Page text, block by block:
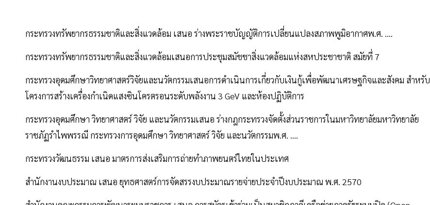
กระทรวงทรัพยากรธรรมชาติและสิ่งแวดล้อม เสนอ ร่างพระราชบัญญัติการเปลี่ยนแปลงสภาพพูมิอากาศพ.ศ. ....
กระทรวงทรัพยากรธรรมชาติและสิ่งแวดล้อมเสนอการประชุมสมัชชาสิ่งแวดล้อมแห่งสหประชาชาติ สมัยที่ 7
กระทรวงอุดมศึกษาวิทยาศาสตร์วิจัยและนวัตกรรมเสนอการดำเนินการเกี่ยวกับเงินกู้เพื่อพัฒนาเศรษฐกิจและสังคม สำหรับ
โครงการสร้างเครื่องกำเนิดแสงซินโครตรอนระดับพลังงาน 3 GeV และห้องปฏิบัติการ
กระทรวงอุดมศึกษา วิทยาศาสตร์ วิจัย และนวัตกรรมเสนอ ร่างกฎกระทรวงจัดตั้งส่วนราชการในมหาวิทยาลัยมหาวิทยาลัย
ราชภัฏรำไพพรรณี กระทรวงการอุดมศึกษา วิทยาศาสตร์ วิจัย และนวัตกรรมพ.ศ. ....
กระทรวงวัฒนธรรม เสนอ มาตรการส่งเสริมการถ่ายทำภาพยนตร์ไทยในประเทศ
สำนักงานงบประมาณ เสนอ ยุทธศาสตร์การจัดสรรงบประมาณรายจ่ายประจำปีงบประมาณ พ.ศ. 2570